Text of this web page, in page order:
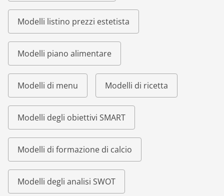
Modelli listino prezzi estetista
Modelli piano alimentare
Modelli di menu Modelli di ricetta
Modelli degli obiettivi SMART
Modelli di formazione di calcio
Modelli degli analisi SWOT